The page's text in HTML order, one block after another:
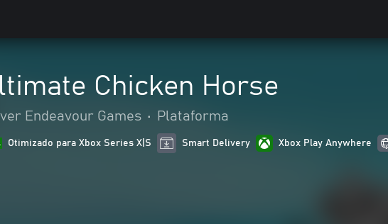
Chicken Horse
Endeavour Games • Plataforma
Otimizado para Xbox Series X|S Smart Delivery Xbox Play Anywhere